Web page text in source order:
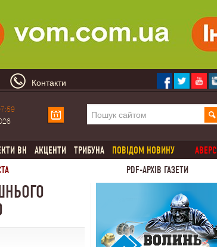
Контакти
ВН АКЦЕНТИ ТРИБУНА ПОВІДОМ НОВИНУ
АВЕРС
PDF-АРХІВ ГАЗЕТИ